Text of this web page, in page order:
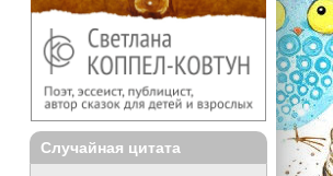
Случайная цитата